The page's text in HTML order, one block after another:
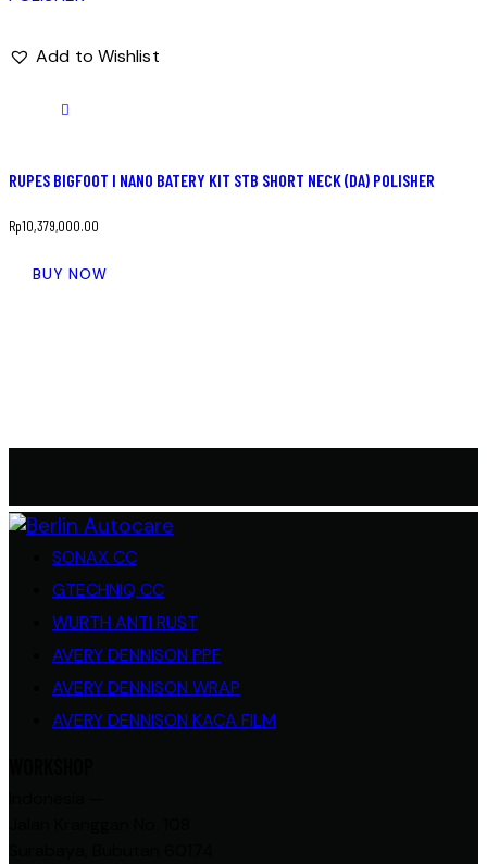
Add to Wishlist
RUPES BIGFOOT I NANO BATERY KIT STB SHORT NECK (DA) POLISHER
Rp10,379,000.00
BUY NOW
SONAX CC
GTECHNIQ CC
WURTH ANTI RUST
AVERY DENNISON PPF
AVERY DENNISON WRAP
AVERY DENNISON KACA FILM